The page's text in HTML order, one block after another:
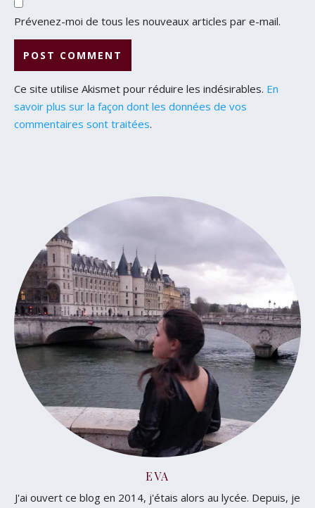
Prévenez-moi de tous les nouveaux articles par e-mail.
Ce site utilise Akismet pour réduire les indésirables. En
savoir plus sur la façon dont les données de vos
commentaires sont traitées.
EVA
J'ai ouvert ce blog en 2014, j'étais alors au lycée. Depuis, je